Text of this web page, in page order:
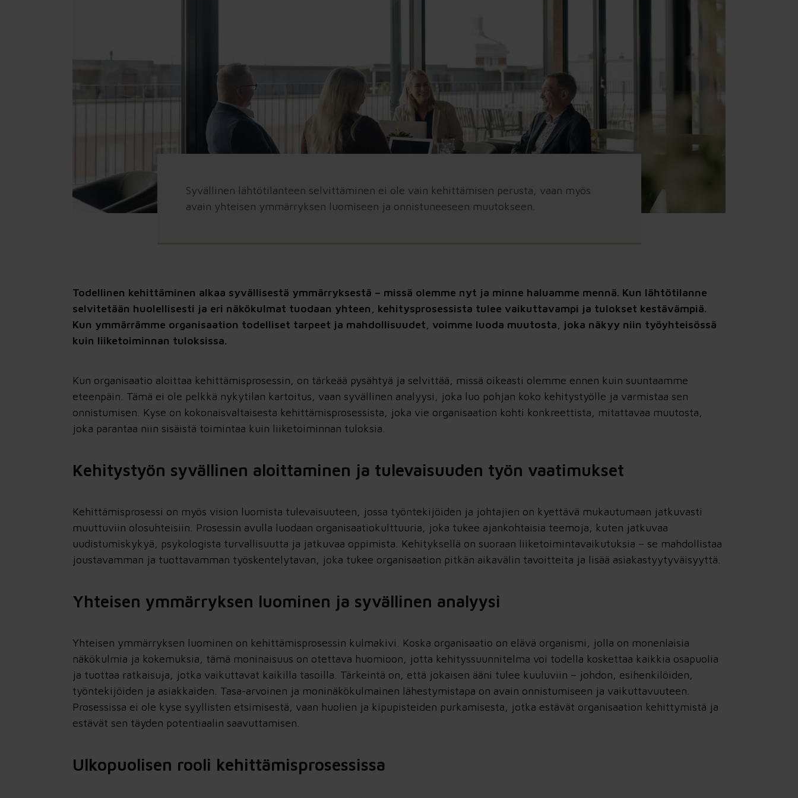
Syvällinen lähtötilanteen selvittäminen ei ole vain kehittämisen perusta, vaan myös
avain yhteisen ymmärryksen luomiseen ja onnistuneeseen muutokseen.
Todellinen kehittäminen alkaa syvällisestä ymmärryksestä – missä olemme nyt ja minne haluamme mennä. Kun lähtötilanne
selvitetään huolellisesti ja eri näkökulmat tuodaan yhteen, kehitysprosessista tulee vaikuttavampi ja tulokset kestävämpiä.
Kun ymmärrämme organisaation todelliset tarpeet ja mahdollisuudet, voimme luoda muutosta, joka näkyy niin työyhteisössä
kuin liiketoiminnan tuloksissa.
Kun organisaatio aloittaa kehittämisprosessin, on tärkeää pysähtyä ja selvittää, missä oikeasti olemme ennen kuin suuntaamme
eteenpäin. Tämä ei ole pelkkä nykytilan kartoitus, vaan syvällinen analyysi, joka luo pohjan koko kehitystyölle ja varmistaa sen
onnistumisen. Kyse on kokonaisvaltaisesta kehittämisprosessista, joka vie organisaation kohti konkreettista, mitattavaa muutosta,
joka parantaa niin sisäistä toimintaa kuin liiketoiminnan tuloksia.
Kehitystyön syvällinen aloittaminen ja tulevaisuuden työn vaatimukset
Kehittämisprosessi on myös vision luomista tulevaisuuteen, jossa työntekijöiden ja johtajien on kyettävä mukautumaan jatkuvasti
muuttuviin olosuhteisiin. Prosessin avulla luodaan organisaatiokulttuuria, joka tukee ajankohtaisia teemoja, kuten jatkuvaa
uudistumiskykyä, psykologista turvallisuutta ja jatkuvaa oppimista. Kehityksellä on suoraan liiketoimintavaikutuksia – se mahdollistaa
joustavamman ja tuottavamman työskentelytavan, joka tukee organisaation pitkän aikavälin tavoitteita ja lisää asiakastyytyväisyyttä.
Yhteisen ymmärryksen luominen ja syvällinen analyysi
Yhteisen ymmärryksen luominen on kehittämisprosessin kulmakivi. Koska organisaatio on elävä organismi, jolla on monenlaisia
näkökulmia ja kokemuksia, tämä moninaisuus on otettava huomioon, jotta kehityssuunnitelma voi todella koskettaa kaikkia osapuolia
ja tuottaa ratkaisuja, jotka vaikuttavat kaikilla tasoilla. Tärkeintä on, että jokaisen ääni tulee kuuluviin – johdon, esihenkilöiden,
työntekijöiden ja asiakkaiden. Tasa-arvoinen ja moninäkökulmainen lähestymistapa on avain onnistumiseen ja vaikuttavuuteen.
Prosessissa ei ole kyse syyllisten etsimisestä, vaan huolien ja kipupisteiden purkamisesta, jotka estävät organisaation kehittymistä ja
estävät sen täyden potentiaalin saavuttamisen.
Ulkopuolisen rooli kehittämisprosessissa
→ Yksi sovittu asia käytäntöön. Työ, vastuut ja
→ Hyvä alku pysyväksi tavaksi toimia. Seuranta,
vastuut ja yhteinen rytmi varmistavat, että
sovittu tapa kestää myös kiireen,
yrityskauppaa, omistajanvaihdosta, uutta johtoa,
investointia tai isoa uudistusta arvioidaan, mikä
organisaatiossa kantaa ja mitä pitää vahvistaa
ennen päätöksiä.
→ Jatkuva ajattelukumppani päätöksiin.
Yhteinen tilannekuva pysyy ajan tasalla
toimitusjohtajan, omistajan tai hallituksen
puheenjohtajan rinnalla, kun päätösten
vaikutukset näkyvät ihmisissä, asiakkaissa ja
rakennettuna, omilla asioilla ja tulostakuulla.
Tekoäly organisaation kehittämiseen –
älykkäämpi työ, sujuvampi arki
rakentaa yhteiset pelisäännöt, vahvistaa
henkilöstön tekoälylukutaitoa ja ottaa
Valmennus yhdistää tekoälyn, työn kehittämisen
ja muutosjohtamisen käytännön
kokonaisuudeksi.